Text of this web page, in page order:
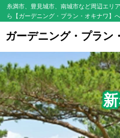
糸満市、豊見城市、南城市など周辺エリ
ら【ガーデニング・プラン・オキナワ】へ
ガーデニング・プラン